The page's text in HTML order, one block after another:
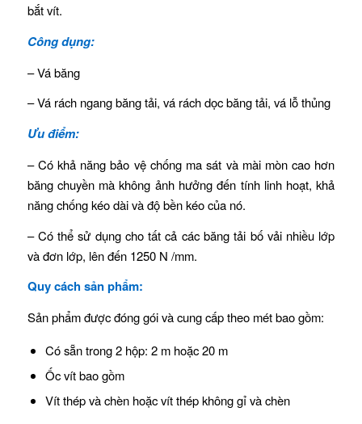
bắt vít.
Công dụng:
– Vá băng
– Vá rách ngang băng tải, vá rách dọc băng tải, vá lỗ thủng
Ưu điểm:
– Có khả năng bảo vệ chống ma sát và mài mòn cao hơn
băng chuyền mà không ảnh hưởng đến tính linh hoạt, khả
năng chống kéo dài và độ bền kéo của nó.
– Có thể sử dụng cho tất cả các băng tải bố vải nhiều lớp
và đơn lớp, lên đến 1250 N /mm.
Quy cách sản phẩm:
Sản phẩm được đóng gói và cung cấp theo mét bao gồm:
Có sẵn trong 2 hộp: 2 m hoặc 20 m
Ốc vít bao gồm
Vít thép và chèn hoặc vít thép không gỉ và chèn